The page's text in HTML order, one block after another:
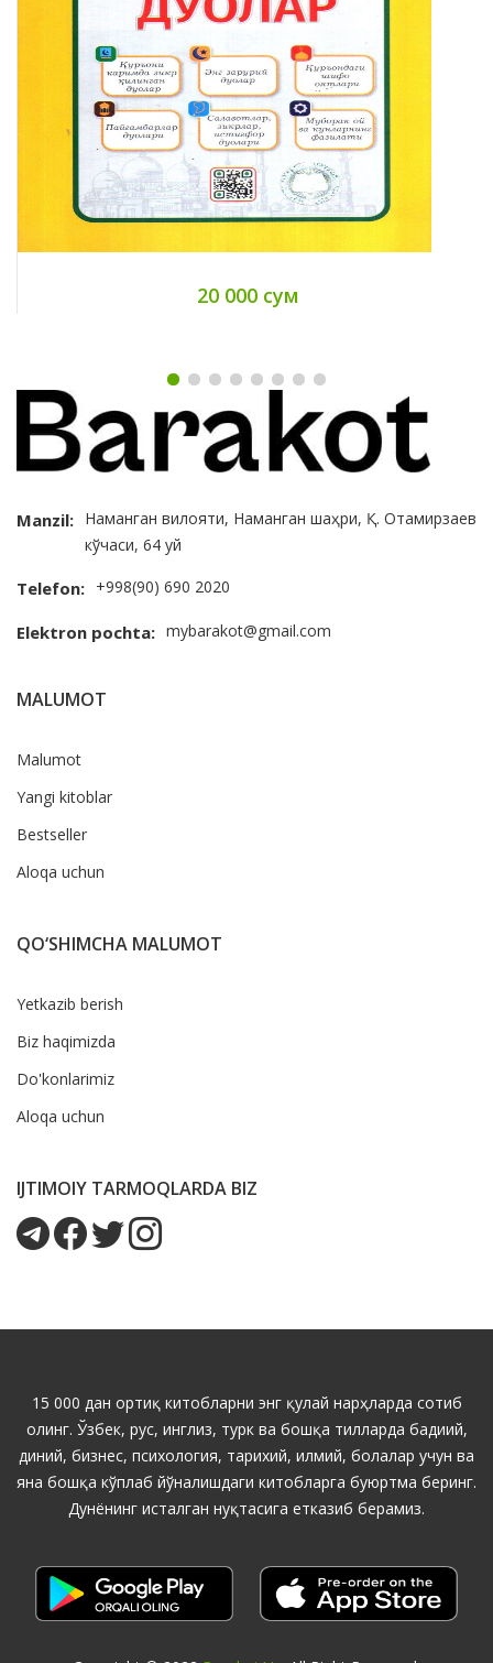
20 000 сум
Manzil: Наманган вилояти, Наманган шаҳри, Қ. Отамирзаев
кўчаси, 64 уй
Telefon: +998(90) 690 2020
Elektron pochta: mybarakot@gmail.com
MALUMOT
Malumot
Yangi kitoblar
Bestseller
Aloqa uchun
QO‘SHIMCHA MALUMOT
Yetkazib berish
Biz haqimizda
Do'konlarimiz
Aloqa uchun
IJTIMOIY TARMOQLARDA BIZ
15 000 дан ортиқ китобларни энг қулай нарҳларда сотиб
олинг. Ўзбек, рус, инглиз, турк ва бошқа тилларда бадиий,
диний, бизнес, психология, тарихий, илмий, болалар учун ва
яна бошқа кўплаб йўналишдаги китобларга буюртма беринг.
Дунёнинг исталган нуқтасига етказиб берамиз.